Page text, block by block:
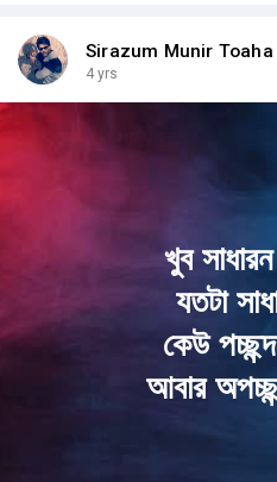
Sirazum Munir Toaha
4 yrs
খুব
যতটা
কেউ
আবার